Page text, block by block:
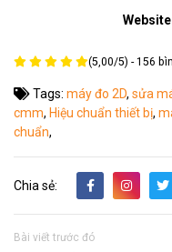
(5,00/5) -156
Tags: máy đo 2D, sửa
cmm, Hiệu chuẩn thiết bị,
chuẩn,
Chia sẻ:
Bài viết trước đó